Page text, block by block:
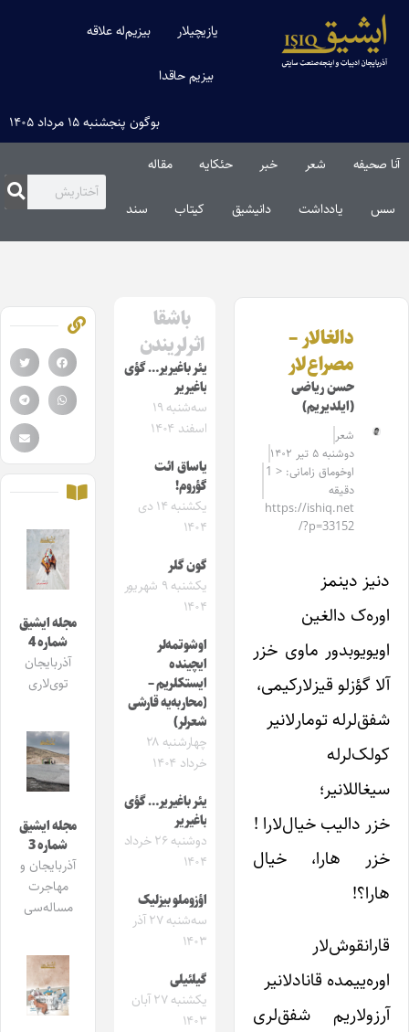
یازیچیلار بیزیم‌له علاقه
بیزیم حاقدا
بوگون پنجشنبه ۱۵ مرداد ۱۴۰۵
آنا صحیفه شعر خبر حئکایه مقاله‌
سس یادداشت دانیشیق کیتاب سند
دالغا‌لار –
مصراع‌‌لار
حسن ریاضی
(ایلدیریم)
شعر
دوشنبه ۵ تیر ۱۴۰۲
اوخوماق زامانی: < 1
دقیقه
https://ishiq.net
/?p=33152
دنیز دینمز
اوره‌ک دالغین
اویویوبدور ماوی خزر
آلا گؤزلو قیز‌لار‌کیمی،
شفق‌لرله تومارلانیر
کولک‌لرله
‌سیغاللانیر؛
خزر دالیب خیال‌‌لارا !
خزر هارا، خیال
هارا؟!
قارانقوش‌‌لار
اوره‌ییمده قانادلانیر
آرزو‌لاریم شفق‌لری
باشقا
اثرلریندن
یئر باغیریر… گؤی
باغیریر
سه‌شنبه ۱۹
اسفند ۱۴۰۴
یاساق ائت
گؤروم!
یکشنبه ۱۴ دی
۱۴۰۴
گون گلر
یکشنبه ۹ شهریور
۱۴۰۴
اوشوتمه‌لر
ایچینده
ایستکلریم –
(محاربه‌یه قارشی
شعرلر)
چهارشنبه ۲۸
خرداد ۱۴۰۴
یئر باغیریر… گؤی
باغیریر
دوشنبه ۲۶ خرداد
۱۴۰۴
اؤزوملو بیزلیک
سه‌شنبه ۲۷ آذر
۱۴۰۳
گیلئیلی
یکشنبه ۲۷ آبان
۱۴۰۳
مجله ایشیق
شماره 4
آذربایجان
توی‌لاری
مجله ایشیق
شماره 3
آذربایجان و
مهاجرت
مساله‌سی